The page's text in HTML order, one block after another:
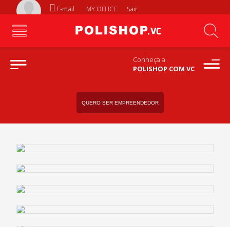
E-mail MY OFFICE Sair
Conheça a
POLISHOP COM VC
QUERO SER EMPREENDEDOR